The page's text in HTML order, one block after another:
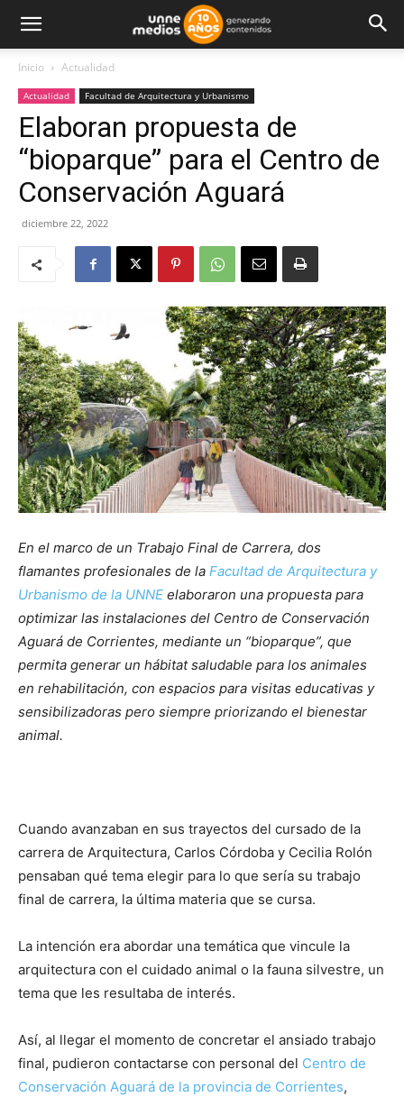
Inicio Actualidad
Actualidad Facultad de Arquitectura y Urbanismo
Elaboran propuesta de
“bioparque” para el Centro de
Conservación Aguará
diciembre 22, 2022
En el marco de un Trabajo Final de Carrera, dos
flamantes profesionales de la Facultad de Arquitectura y
Urbanismo de la UNNE elaboraron una propuesta para
optimizar las instalaciones del Centro de Conservación
Aguará de Corrientes, mediante un “bioparque”, que
permita generar un hábitat saludable para los animales
en rehabilitación, con espacios para visitas educativas y
sensibilizadoras pero siempre priorizando el bienestar
animal.
Cuando avanzaban en sus trayectos del cursado de la
carrera de Arquitectura, Carlos Córdoba y Cecilia Rolón
pensaban qué tema elegir para lo que sería su trabajo
final de carrera, la última materia que se cursa.
La intención era abordar una temática que vincule la
arquitectura con el cuidado animal o la fauna silvestre, un
tema que les resultaba de interés.
Así, al llegar el momento de concretar el ansiado trabajo
final, pudieron contactarse con personal del Centro de
Conservación Aguará de la provincia de Corrientes,